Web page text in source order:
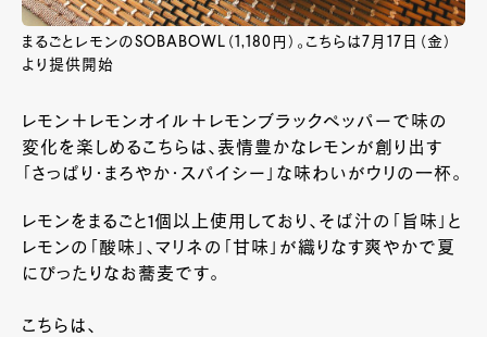
まるごとレモンのSOBABOWL（1,180円）。こちらは7月17日（金）
より提供開始
レモン＋レモンオイル＋レモンブラックペッパーで味の
変化を楽しめるこちらは、表情豊かなレモンが創り出す
「さっぱり・まろやか・スパイシー」な味わいがウリの一杯。
レモンをまるごと1 個以上使用しており、そば汁の「旨味」と
レモンの「酸味」、マリネの「甘味」が織りなす爽やかで夏
にぴったりなお蕎麦です。
こちらは、